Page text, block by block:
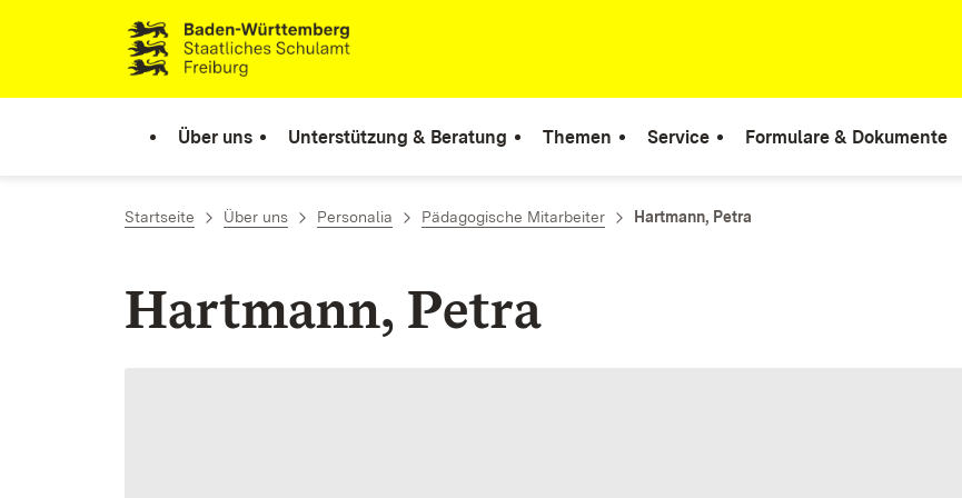
Zum Inhalt springen
Link zur Startseite
Über uns Unterstützung & Beratung Themen Service Formulare & Dokumente
Startseite Über uns Personalia Pädagogische Mitarbeiter Hartmann, Petra
Hartmann, Petra